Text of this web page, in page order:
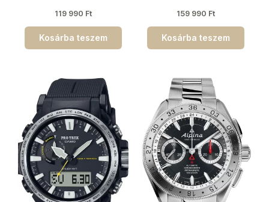
119 990 Ft
Kosárba teszem
159 990 Ft
Kosárba teszem